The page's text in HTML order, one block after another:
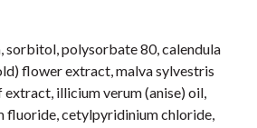
sorbitol, polysorbate 80, calendula
flower extract, malva sylvestris
illicium verum (anise) oil,
fluoride, cetylpyridinium chloride,